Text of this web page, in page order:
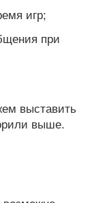
игр;
при
выставить
выше.